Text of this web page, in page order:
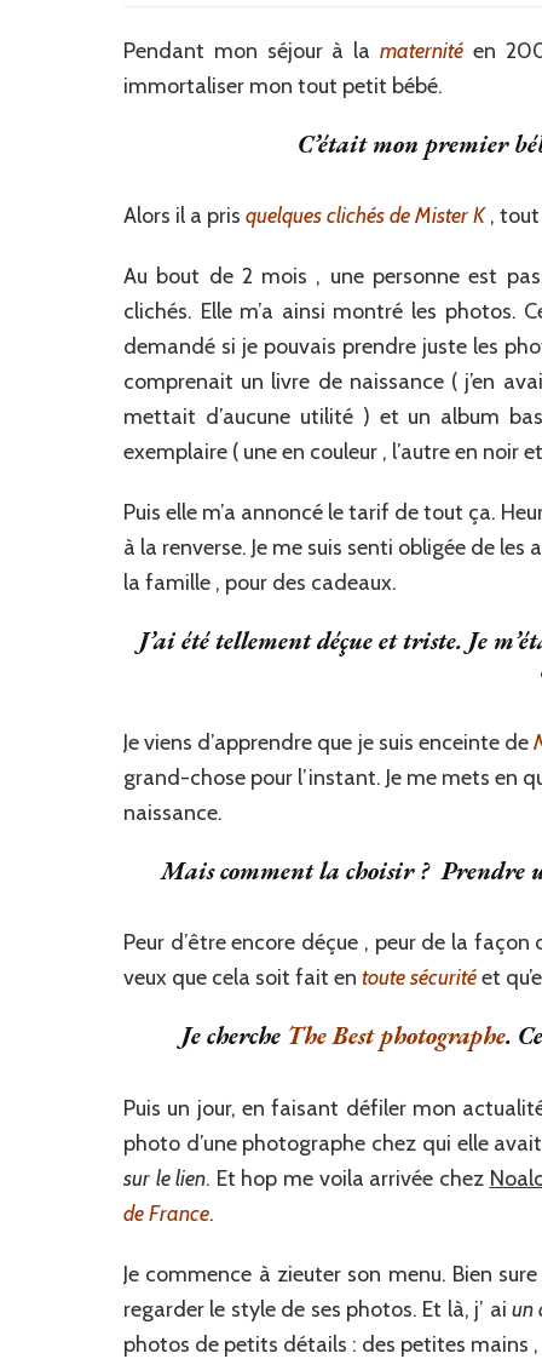
jolis
Pendant mon séjour à lamaternité en
immortaliser mon tout petit bébé.
C’était mon premier
Alors il a pris quelques clichés de Mister K, tout
Au bout de 2 mois , une personne est
clichés. Elle m’a ainsi montré les photos.
demandé si je pouvais prendre juste les
comprenait un livre de naissance ( j’en
mettait d’aucune utilité ) et un album
exemplaire ( une en couleur , l’autre en noir
Puis elle m’a annoncé le tarif de tout ça.
à la renverse. Je me suis senti obligée de les
la famille , pour des cadeaux.
J’ai été tellement déçue et triste. Je
Je viens d’apprendre que je suis enceinte de
grand-chose pour l’instant. Je me mets en
naissance.
Mais comment la choisir ? Prendre
Peur d’être encore déçue , peur de la
veux que cela soit fait en toute sécuritéet
Je cherche The Best photographe.
Puis un jour, en faisant défiler mon
photo d’une photographe chez qui elle
sur le lien. Et hop me voila arrivée chez
de France.
Je commence à zieuter son menu. Bien
regarder le style de ses photos. Et là, j’ ai un
photos de petits détails : des petites mains